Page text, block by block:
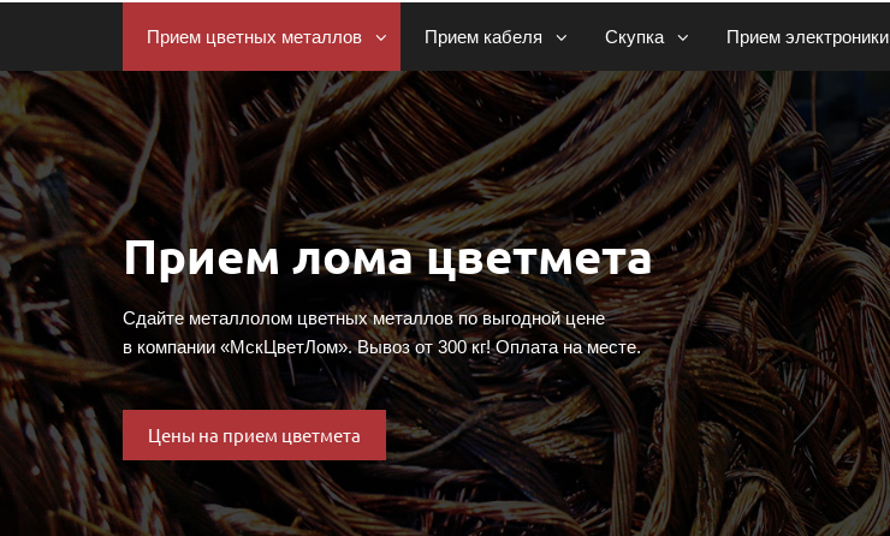
Прием цветных металлов Прием кабеля Скупка Прием электроники
Прием лома цветмета
Сдайте металлолом цветных металлов по выгодной цене
в компании «МскЦветЛом». Вывоз от 300 кг! Оплата на месте.
Цены на прием цветмета